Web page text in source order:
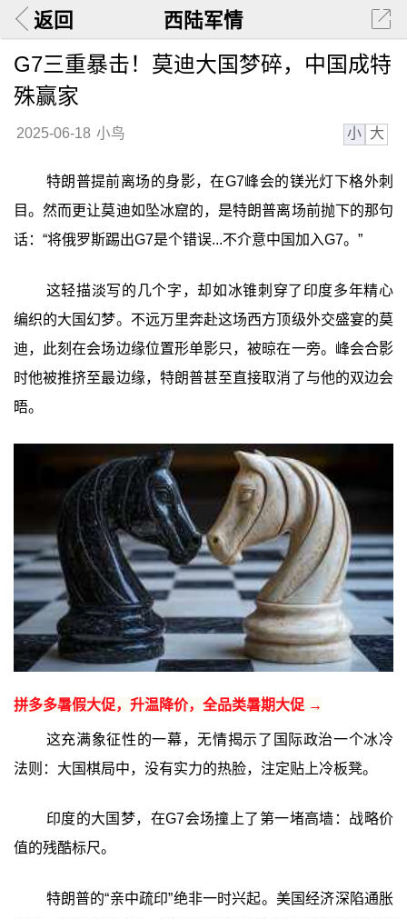
返回 西陆军情
G7三重暴击！莫迪大国梦碎，中国成特
殊赢家
2025-06-18 小鸟 小 大
特朗普提前离场的身影，在G7峰会的镁光灯下格外刺
目。然而更让莫迪如坠冰窟的，是特朗普离场前抛下的那句
话：“将俄罗斯踢出G7是个错误...不介意中国加入G7。”
这轻描淡写的几个字，却如冰锥刺穿了印度多年精心
编织的大国幻梦。不远万里奔赴这场西方顶级外交盛宴的莫
迪，此刻在会场边缘位置形单影只，被晾在一旁。峰会合影
时他被推挤至最边缘，特朗普甚至直接取消了与他的双边会
晤。
拼多多暑假大促，升温降价，全品类暑期大促 →
这充满象征性的一幕，无情揭示了国际政治一个冰冷
法则：大国棋局中，没有实力的热脸，注定贴上冷板凳。
印度的大国梦，在G7会场撞上了第一堵高墙：战略价
值的残酷标尺。
特朗普的“亲中疏印”绝非一时兴起。美国经济深陷通胀